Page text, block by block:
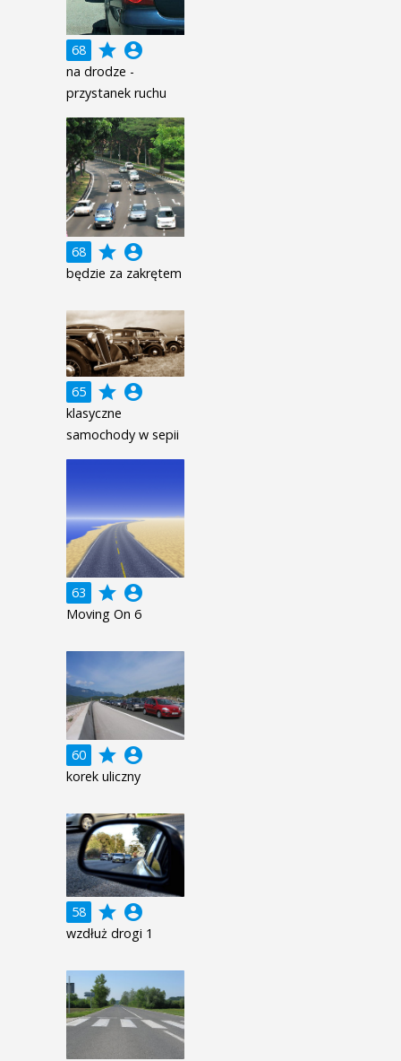
68 grade account_circle
na drodze -
przystanek ruchu
68 grade account_circle
będzie za zakrętem
65 grade account_circle
klasyczne
samochody w sepii
63 grade account_circle
Moving On 6
60 grade account_circle
korek uliczny
58 grade account_circle
wzdłuż drogi 1